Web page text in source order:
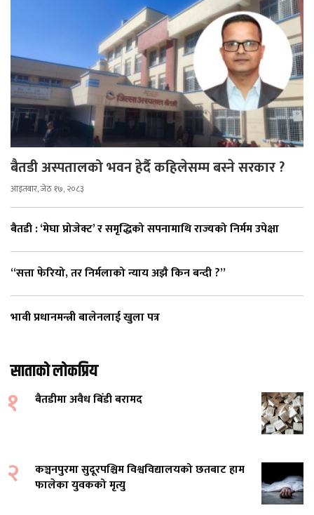
बैतडी अस्पतालको भवन हेर्दै कहिलेसम्म बस्ने सरकार ?
आइतबार, जेठ १७, २०८३
बैतडी : ‘मेघा प्रोजेक्ट’ र समृद्धिको सपनामाथि राज्यको निर्मम उपेक्षा
“सत्ता फेरियो, तर निर्मलाको न्याय अझै किन बन्दी ?”
भावी प्रधानमन्त्री बालेनलाई खुला पत्र
साताको लोकप्रिय
१ बैतडीमा अवैध बिँडी बरामद
२
कञ्चनपुरमा सुदूरपश्चिम विश्वविद्यालयको छतबाट हाम
फालेका युवकको मृत्यु